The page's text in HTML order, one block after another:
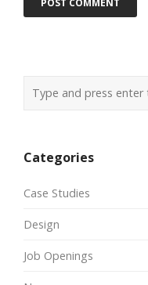
Categories
Case Studies
Design
Job Openings